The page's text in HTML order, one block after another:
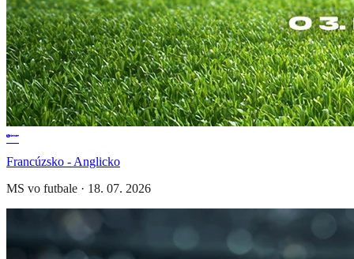
Francúzsko - Anglicko
MS vo futbale · 18. 07. 2026